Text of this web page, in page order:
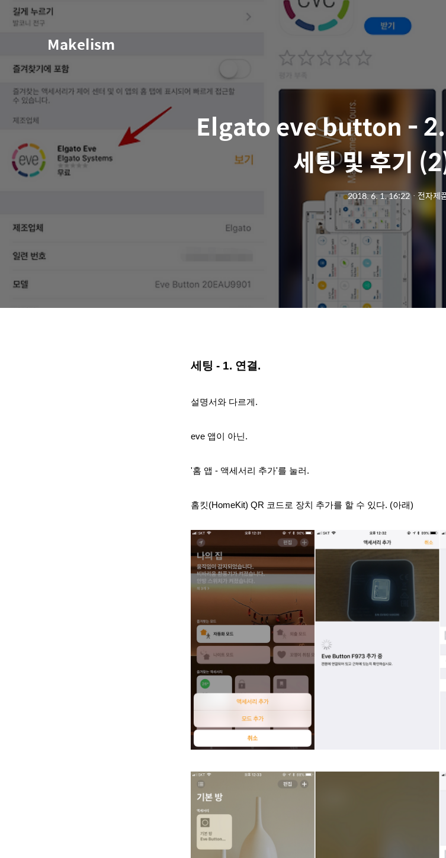
Makelism
Elgato eve button -
세팅 및 후기
2018. 6. 1. 16:22ㆍ 전자제
세팅 - 1. 연결.
설명서와 다르게.
eve 앱이 아닌.
'홈 앱 - 액세서리 추가'를 눌러.
홈킷(HomeKit) QR 코드로 장치 추가를 할 수 있다. (아래)